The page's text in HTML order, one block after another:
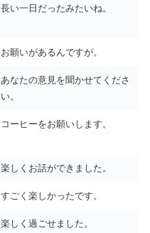
長い一日だったみたいね。
お願いがあるんですが。
あなたの意見を聞かせてくださ
い。
コーヒーをお願いします。
楽しくお話ができました。
すごく楽しかったです。
楽しく過ごせました。